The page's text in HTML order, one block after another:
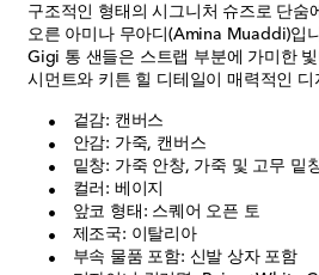
구조적인 형태의 시그니처 슈즈로 단숨
오른 아미나 무아디(Amina Muaddi)입
Gigi 통 샌들은 스트랩 부분에 가미한
시먼트와 키튼 힐 디테일이 매력적인 디
겉감: 캔버스
안감: 가죽, 캔버스
밑창: 가죽 안창, 가죽 및 고무 밑
컬러: 베이지
앞코 형태: 스퀘어 오픈 토
제조국: 이탈리아
부속 물품 포함: 신발 상자 포함